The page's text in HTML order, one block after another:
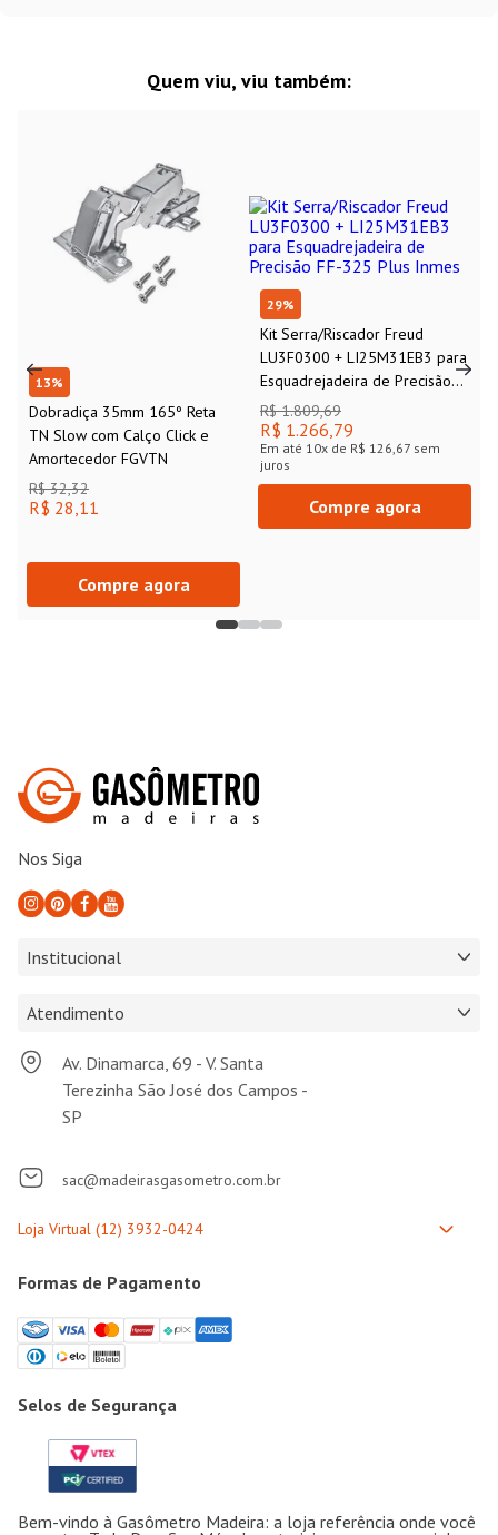
Quem viu, viu também:
13%
Dobradiça 35mm 165º Reta
TN Slow com Calço Click e
Amortecedor FGVTN
R$ 32,32
R$ 28,11
Compre agora
29%
Kit Serra/Riscador Freud
LU3F0300 + LI25M31EB3 para
Esquadrejadeira de Precisão
FF-325 Plus Inmes
R$ 1.809,69
R$ 1.266,79
Em até 10x de R$ 126,67 sem
juros
Compre agora
Nos Siga
Institucional
Atendimento
Av. Dinamarca, 69 - V. Santa
Terezinha São José dos Campos -
SP
sac@madeirasgasometro.com.br
Formas de Pagamento
Selos de Segurança
Bem-vindo à Gasômetro Madeira: a loja referência onde você